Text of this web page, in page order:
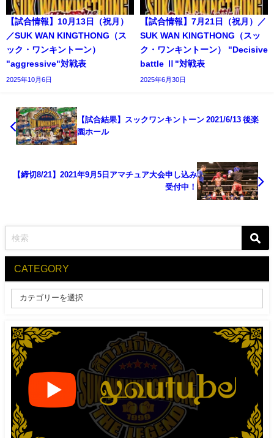
【試合情報】10月13日（祝月）
／SUK WAN KINGTHONG（ス
ック・ワンキントーン）
"aggressive"対戦表
2025年10月6日
【試合情報】7月21日（祝月）／
SUK WAN KINGTHONG（スッ
ク・ワンキントーン） "Decisive
battle Ⅱ"対戦表
2025年6月30日
【試合結果】スックワンキントーン 2021/6/13 後楽
園ホール
【締切8/21】2021年9月5日アマチュア大会申し込み
受付中！
CATEGORY